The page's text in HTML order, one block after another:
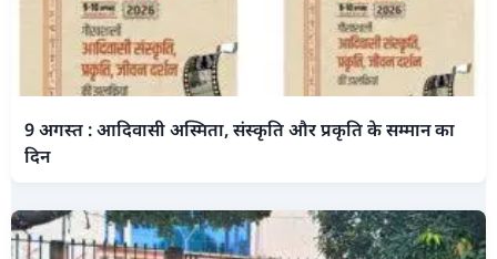
9 अगस्त : आदिवासी अस्मिता, संस्कृति और प्रकृति के सम्मान का
दिन